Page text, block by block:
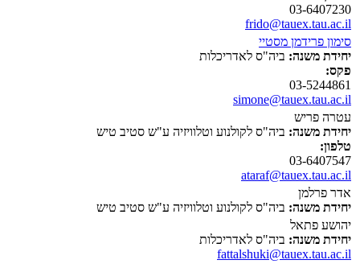
03-6407230
frido@tauex.tau.ac.il
סימון פרידמן מסטיי
יחידת משנה: ביה"ס לאדריכלות
פקס:
03-5244861
simone@tauex.tau.ac.il
עטרה פריש
יחידת משנה: ביה"ס לקולנוע וטלוויזיה ע"ש סטיב טיש
טלפון:
03-6407547
ataraf@tauex.tau.ac.il
אדר פרלמן
יחידת משנה: ביה"ס לקולנוע וטלוויזיה ע"ש סטיב טיש
יהושע פתאל
יחידת משנה: ביה"ס לאדריכלות
fattalshuki@tauex.tau.ac.il